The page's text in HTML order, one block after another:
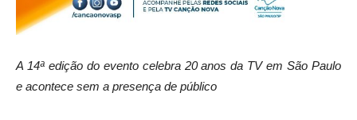
A 14ª edição do evento celebra 20 anos da TV em São Paulo
e acontece sem a presença de público